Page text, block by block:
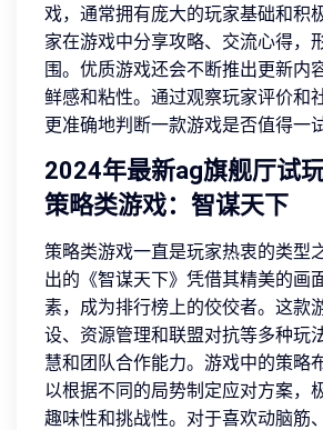
戏，通常拥有庞大的玩家基础和积
家在游戏中分享攻略、交流心得，
围。优质游戏还会不断推出更新内
鲜感和粘性。通过观察玩家评价和
更准确地判断一款游戏是否值得一试
2024年最新ag旗舰厅试
策略类游戏：智谋天下
策略类游戏一直是玩家热衷的类型
出的《智谋天下》凭借其精美的画
素，成为排行榜上的佼佼者。这款
设、资源管理和联盟对抗等多种玩
慧和团队合作能力。游戏中的策略
以根据不同的局势制定应对方案，
趣味性和挑战性。对于喜欢动脑筋